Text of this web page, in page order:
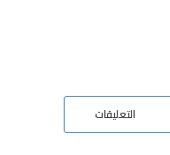
التعليقات